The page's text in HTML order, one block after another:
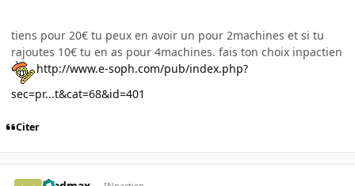
tiens pour 20€ tu peux en avoir un pour 2machines et si tu
rajoutes 10€ tu en as pour 4machines. fais ton choix inpactien
http://www.e-soph.com/pub/index.php?
sec=pr...t&cat=68&id=401
Citer